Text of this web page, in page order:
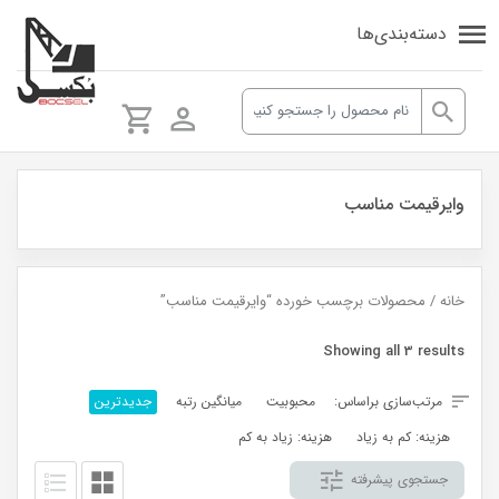
دسته‌بندی‌ها
وایرقیمت مناسب
خانه/ محصولات برچسب خورده “وایرقیمت مناسب”
Showing all 3 results
مرتب‌سازی براساس: محبوبیت میانگین رتبه
جدیدترین
هزینه: کم به زیاد
هزینه: زیاد به کم
جستجوی پیشرفته